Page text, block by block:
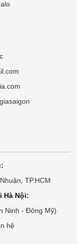
TP.HCM
Hà Nội:
Ninh - Đông Mỹ)
hệ